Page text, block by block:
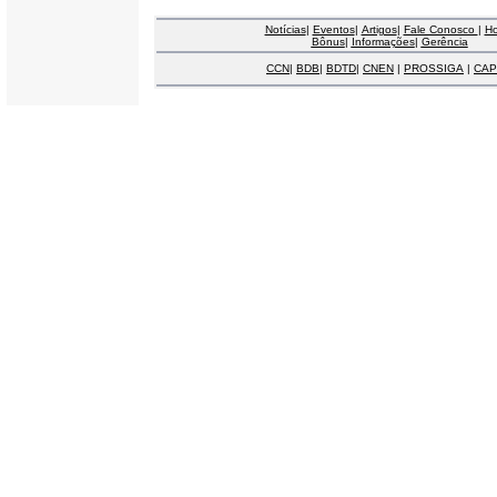
Notícias| Eventos| Artigos| Fale Conosco |
Bônus| Informações| Gerência
CCN| BDB| BDTD| CNEN | PROSSIGA |